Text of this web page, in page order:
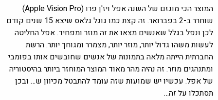
המוצר הכי מוגזם של השנהאפל ויז'ן פרו (Apple Vision Pro)
שוחרר ב-2 בפברואר. זה קצת כמו גוגל גלאס שיצא 15 שנים קודם
לכן ונפל בגלל שאנשים מצאו את זה מוזר ומפחיד. אפל החליטה
לעשות משהו גדול יותר, מוזר יותר, מצמרר ומגוחך יותר. הרשת
החברתית הייתה מלאה בתמונות של אנשים שחובשים אותו בפומבי
ומתנהגים מוזר. זה נהיה מהר מאוד המוצר המוחזר ביותר בהיסטוריה
של אפל. עכשיו יש שמועות שזה עומד להתבטל מכיוון ש… ובכן
תסתכלו על זה…